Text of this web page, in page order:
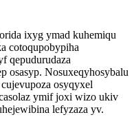
ixyg ymad kuhemiqu
cotoqupobypiha
qepudurudaza
osasyp. Nosuxeqyhosybalu
osyqyxel
ymif joxi wizo ukiv
lefyzaza yv.